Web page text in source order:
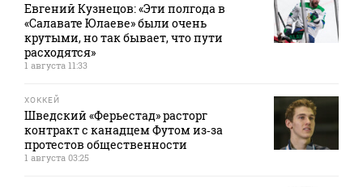
Евгений Кузнецов: «Эти полгода в
«Салавате Юлаеве» были очень
крутыми, но так бывает, что пути
расходятся»
1 августа 11:33
ХОККЕЙ
Шведский «Ферьестад» расторг
контракт с канадцем Футом из‑за
протестов общественности
1 августа 03:25